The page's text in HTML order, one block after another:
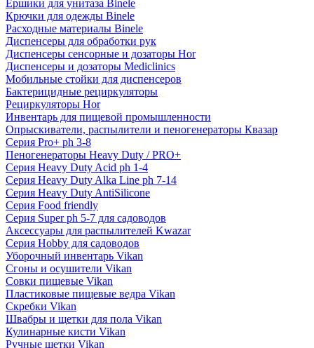
Ёршики для унитаза Binele
Крючки для одежды Binele
Расходные материалы Binele
Диспенсеры для обработки рук
Диспенсеры сенсорные и дозаторы Hor
Диспенсеры и дозаторы Mediclinics
Мобильные стойки для диспенсеров
Бактерицидные рециркуляторы
Рециркуляторы Hor
Инвентарь для пищевой промышленности
Опрыскиватели, распылители и пеногенераторы Квазар
Серия Pro+ ph 3-8
Пеногенераторы Heavy Duty / PRO+
Серия Heavy Duty Acid ph 1-4
Серия Heavy Duty Alka Line ph 7-14
Серия Heavy Duty AntiSilicone
Серия Food friendly
Серия Super ph 5-7 для садоводов
Аксессуары для распылителей Kwazar
Серия Hobby для садоводов
Уборочный инвентарь Vikan
Сгоны и осушители Vikan
Совки пищевые Vikan
Пластиковые пищевые ведра Vikan
Скребки Vikan
Швабры и щетки для пола Vikan
Кулинарные кисти Vikan
Ручные щетки Vikan